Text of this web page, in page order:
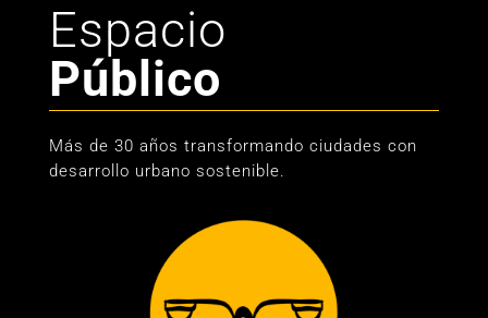
Espacio
Público
Más de 30 años transformando ciudades con
desarrollo urbano sostenible.